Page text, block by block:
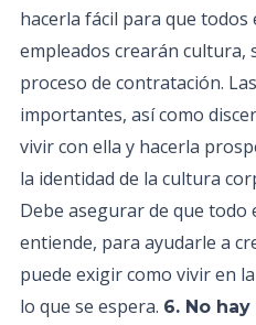
hacerla fácil para que
empleados crearán cultura,
proceso de contratación.
importantes, así como
vivir con ella y hacerla
la identidad de la cultura
Debe asegurar de que todo
entiende, para ayudarle a
puede exigir como vivir en
lo que se espera. 6. No